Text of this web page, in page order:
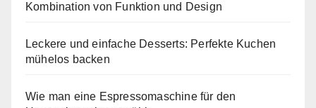
Kombination von Funktion und Design
Leckere und einfache Desserts: Perfekte Kuchen
mühelos backen
Wie man eine Espressomaschine für den